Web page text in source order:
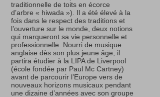
traditionnelle de toits en écorce
d’arbre « hiwada »). Il a été élevé à la
fois dans le respect des traditions et
l’ouverture sur le monde, deux notions
qui marqueront sa vie personnelle et
professionnelle. Nourri de musique
anglaise dès son plus jeune âge, il
partira étudier à la LIPA de Liverpool
(école fondée par Paul Mc Cartney)
avant de parcourir l’Europe vers de
nouveaux horizons musicaux pendant
une dizaine d’années avec son groupe